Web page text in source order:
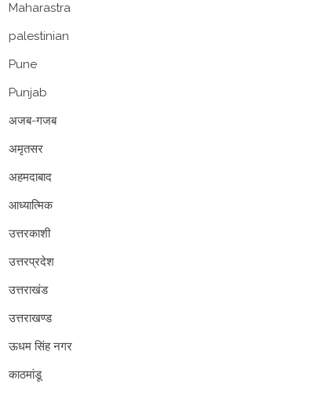
Maharastra
palestinian
Pune
Punjab
अजब-गजब
अमृतसर
अहमदाबाद
आध्यात्मिक
उत्तरकाशी
उत्तरप्रदेश
उत्तराखंड
उत्तराखण्ड
ऊधम सिंह नगर
काठमांडू